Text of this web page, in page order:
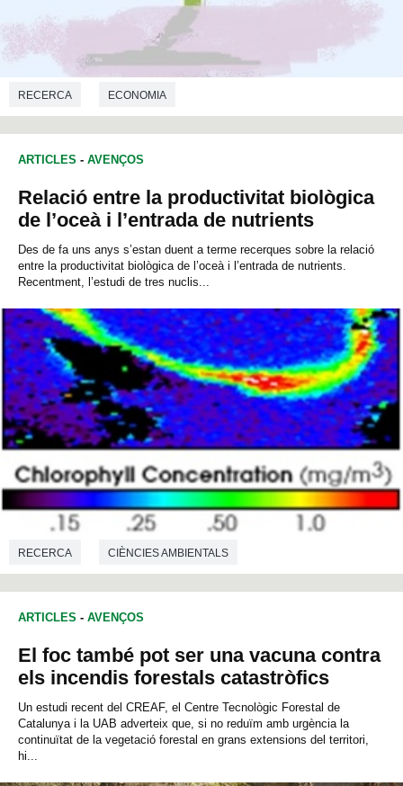
RECERCA ECONOMIA
ARTICLES - AVENÇOS
Relació entre la productivitat biològica
de l’oceà i l’entrada de nutrients
Des de fa uns anys s’estan duent a terme recerques sobre la relació
entre la productivitat biològica de l’oceà i l’entrada de nutrients.
Recentment, l’estudi de tres nuclis...
RECERCA CIÈNCIES AMBIENTALS
ARTICLES - AVENÇOS
El foc també pot ser una vacuna contra
els incendis forestals catastròfics
Un estudi recent del CREAF, el Centre Tecnològic Forestal de
Catalunya i la UAB adverteix que, si no reduïm amb urgència la
continuïtat de la vegetació forestal en grans extensions del territori,
hi...